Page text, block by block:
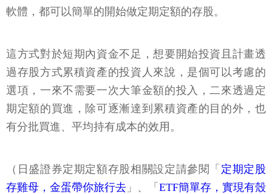
軟體，都可以簡單的開始做定期定額的存股。
這方式對於短期內資金不足，想要開始投資且計畫透
過存股方式累積資產的投資人來說，是個可以考慮的
選項，一來不需要一次大筆金額的投入，二來透過定
期定額的買進，除可逐漸達到累積資產的目的外，也
有分批買進、平均持有成本的效用。
（日盛證券定期定額存股相關設定請參閱「 定期定股
存雞母，金蛋帶你旅行去 」、「 ETF簡單存，實現有殼